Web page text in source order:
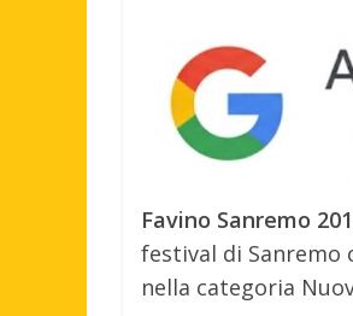
Favino Sanremo
festival di Sanremo
nella categoria